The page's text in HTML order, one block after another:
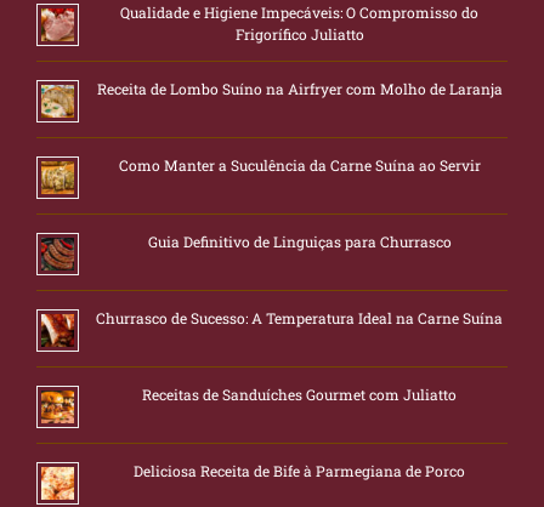
Qualidade e Higiene Impecáveis: O Compromisso do
Frigorífico Juliatto
Receita de Lombo Suíno na Airfryer com Molho de Laranja
Como Manter a Suculência da Carne Suína ao Servir
Guia Definitivo de Linguiças para Churrasco
Churrasco de Sucesso: A Temperatura Ideal na Carne Suína
Receitas de Sanduíches Gourmet com Juliatto
Deliciosa Receita de Bife à Parmegiana de Porco